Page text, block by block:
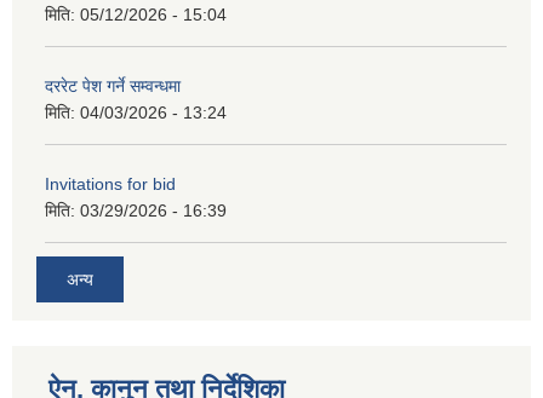
मिति: 05/12/2026 - 15:04
दररेट पेश गर्ने सम्वन्धमा
मिति: 04/03/2026 - 13:24
Invitations for bid
मिति: 03/29/2026 - 16:39
अन्य
ऐन, कानुन तथा निर्देशिका